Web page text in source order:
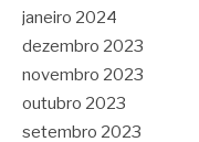
janeiro 2024
dezembro 2023
novembro 2023
outubro 2023
setembro 2023